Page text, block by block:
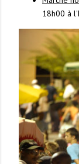
18h00 à